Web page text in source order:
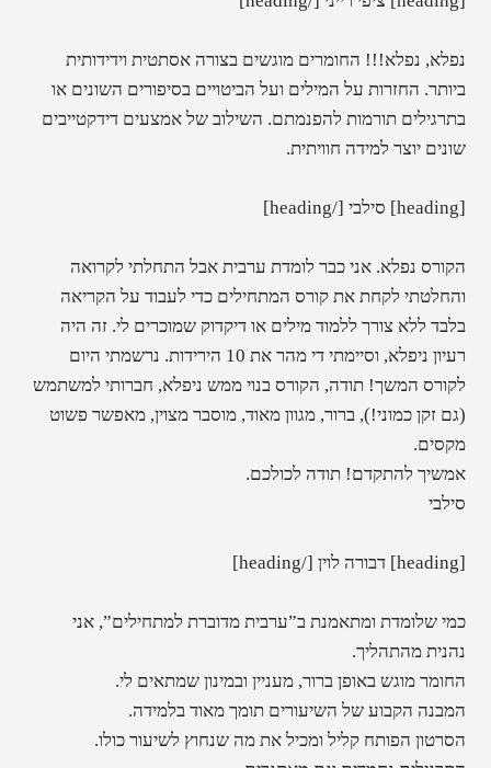
נפלא, נפלא!!! החומרים מוגשים בצורה אסתטית וידידותית
ביותר. החזרות על המילים ועל הביטויים בסיפורים השונים או
בתרגילים תורמות להפנמתם. השילוב של אמצעים דידקטייבים
שונים יוצר למידה חוויתית.
הקורס נפלא. אני כבר לומדת ערבית אבל התחלתי לקרואה
והחלטתי לקחת את קורס המתחילים כדי לעבוד על הקריאה
בלבד ללא צורך ללמוד מילים או דיקדוק שמוכרים לי. זה היה
רעיון ניפלא, וסיימתי די מהר את 10 הירידות. נרשמתי היום
לקורס המשך! תודה, הקורס בנוי ממש ניפלא, חברותי למשתמש
(גם זקן כמוני!), ברור, מגוון מאוד, מוסבר מצוין, מאפשר פשוט
מקסים.
אמשיך להתקדם! תודה לכולכם.
סילבי
כמי שלומדת ומתאמנת ב”ערבית מדוברת למתחילים”, אני
נהנית מהתהליך.
החומר מוגש באופן ברור, מעניין ובמינון שמתאים לי.
המבנה הקבוע של השיעורים תומך מאוד בלמידה.
הסרטון הפותח קליל ומכיל את מה שנחוץ לשיעור כולו.